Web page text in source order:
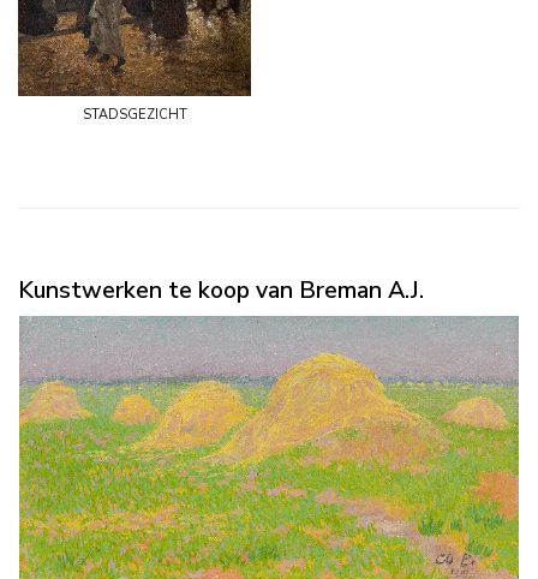
stadsgezicht
Kunstwerken te koop van Breman A.J.